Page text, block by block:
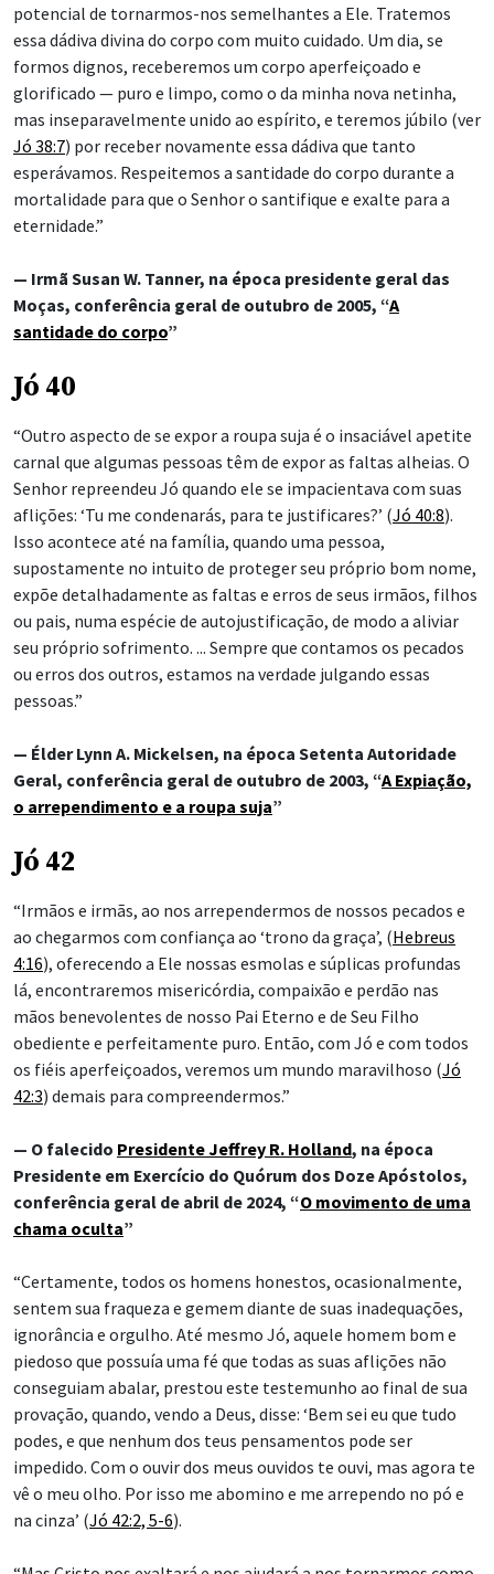
potencial de tornarmos-nos semelhantes a Ele. Tratemos
essa dádiva divina do corpo com muito cuidado. Um dia, se
formos dignos, receberemos um corpo aperfeiçoado e
glorificado — puro e limpo, como o da minha nova netinha,
mas inseparavelmente unido ao espírito, e teremos júbilo (ver
Jó 38:7) por receber novamente essa dádiva que tanto
esperávamos. Respeitemos a santidade do corpo durante a
mortalidade para que o Senhor o santifique e exalte para a
eternidade.”
— Irmã Susan W. Tanner, na época presidente geral das
Moças, conferência geral de outubro de 2005, “A
santidade do corpo”
Jó 40
“Outro aspecto de se expor a roupa suja é o insaciável apetite
carnal que algumas pessoas têm de expor as faltas alheias. O
Senhor repreendeu Jó quando ele se impacientava com suas
aflições: ‘Tu me condenarás, para te justificares?’ (Jó 40:8).
Isso acontece até na família, quando uma pessoa,
supostamente no intuito de proteger seu próprio bom nome,
expõe detalhadamente as faltas e erros de seus irmãos, filhos
ou pais, numa espécie de autojustificação, de modo a aliviar
seu próprio sofrimento. ... Sempre que contamos os pecados
ou erros dos outros, estamos na verdade julgando essas
pessoas.”
— Élder Lynn A. Mickelsen, na época Setenta Autoridade
Geral, conferência geral de outubro de 2003, “A Expiação,
o arrependimento e a roupa suja”
Jó 42
“Irmãos e irmãs, ao nos arrependermos de nossos pecados e
ao chegarmos com confiança ao ‘trono da graça’, (Hebreus
4:16), oferecendo a Ele nossas esmolas e súplicas profundas
lá, encontraremos misericórdia, compaixão e perdão nas
mãos benevolentes de nosso Pai Eterno e de Seu Filho
obediente e perfeitamente puro. Então, com Jó e com todos
os fiéis aperfeiçoados, veremos um mundo maravilhoso (Jó
42:3) demais para compreendermos.”
— O falecido Presidente Jeffrey R. Holland, na época
Presidente em Exercício do Quórum dos Doze Apóstolos,
conferência geral de abril de 2024, “O movimento de uma
chama oculta”
“Certamente, todos os homens honestos, ocasionalmente,
sentem sua fraqueza e gemem diante de suas inadequações,
ignorância e orgulho. Até mesmo Jó, aquele homem bom e
piedoso que possuía uma fé que todas as suas aflições não
conseguiam abalar, prestou este testemunho ao final de sua
provação, quando, vendo a Deus, disse: ‘Bem sei eu que tudo
podes, e que nenhum dos teus pensamentos pode ser
impedido. Com o ouvir dos meus ouvidos te ouvi, mas agora te
vê o meu olho. Por isso me abomino e me arrependo no pó e
na cinza’ (Jó 42:2, 5-6).